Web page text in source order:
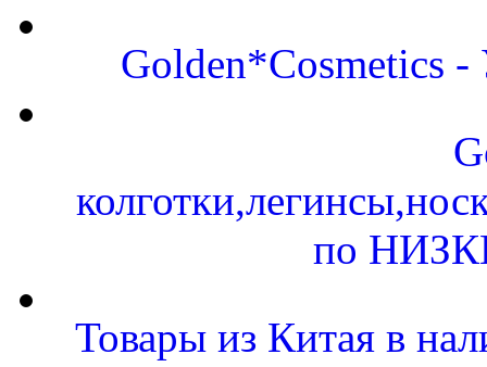
Golden*Cosmetics -
по
Товары из Китая в